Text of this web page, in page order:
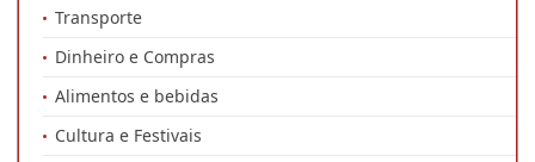
Transporte
Dinheiro e Compras
Alimentos e bebidas
Cultura e Festivais